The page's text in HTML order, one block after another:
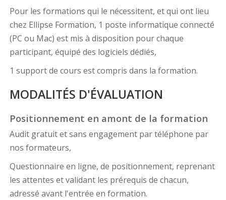
Pour les formations qui le nécessitent, et qui ont lieu
chez Ellipse Formation, 1 poste informatique connecté
(PC ou Mac) est mis à disposition pour chaque
participant, équipé des logiciels dédiés,
1 support de cours est compris dans la formation.
MODALITÉS D'ÉVALUATION
Positionnement en amont de la formation
Audit gratuit et sans engagement par téléphone par
nos formateurs,
Questionnaire en ligne, de positionnement, reprenant
les attentes et validant les prérequis de chacun,
adressé avant l'entrée en formation.